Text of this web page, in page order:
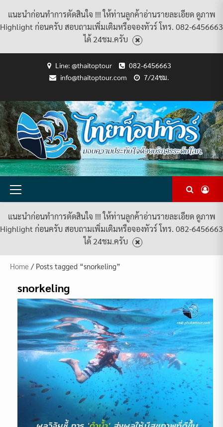
แนะนำก่อนทำการตัดสินใจ !!! ให้ท่านลูกค้าอ่านรายละเอียด ดูภาพ
Highlight ก่อนครับ สอบถามเพิ่มเติมหรือจองทัวร์ โทร. 082-6456663
ได้ 24ชม.ครับ
Line: @thaitoptour
082-6456663
info@thaitoptour.com
7/24ชม.
USACCOUNT
POLICY
AND
CONDITIONS
แพ็คเกจ
ทัวร์
ทั้งหมด
ต้อนรับ
สู่
ไทย
ท็อป
ทัวร์
กับ
เรา
ทัวร์
ทั้งหมด
Primary
แนะนำก่อนทำการตัดสินใจ !!! ให้ท่านลูกค้าอ่านรายละเอียด ดูภาพ
Highlight ก่อนครับ สอบถามเพิ่มเติมหรือจองทัวร์ โทร. 082-6456663
ได้ 24ชม.ครับ
Home / Posts tagged “snorkeling”
snorkeling